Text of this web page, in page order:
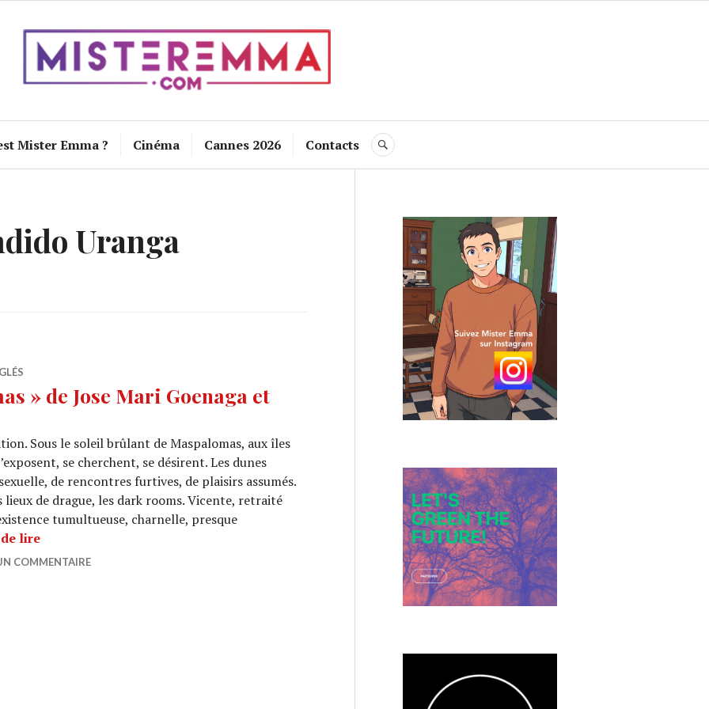
Mister Emma ? Cinéma Cannes 2026 Contacts RECHERCHE
Uranga
» de Jose Mari Goenaga et
Sous le soleil brûlant de Maspalomas, aux îles
se cherchent, se désirent. Les dunes
de rencontres furtives, de plaisirs assumés.
de drague, les dark rooms. Vicente, retraité
tumultueuse, charnelle, presque
lireCINEMA : « Maspalomas » de Jose Mari Goenaga et Aitor Arregi
COMMENTAIRE